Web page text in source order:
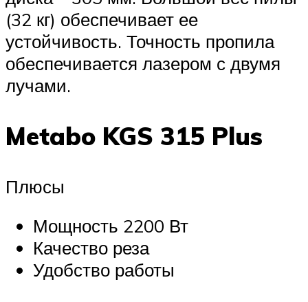
(32 кг) обеспечивает ее
устойчивость. Точность пропила
обеспечивается лазером с двумя
лучами.
Metabo KGS 315 Plus
Плюсы
Мощность 2200 Вт
Качество реза
Удобство работы